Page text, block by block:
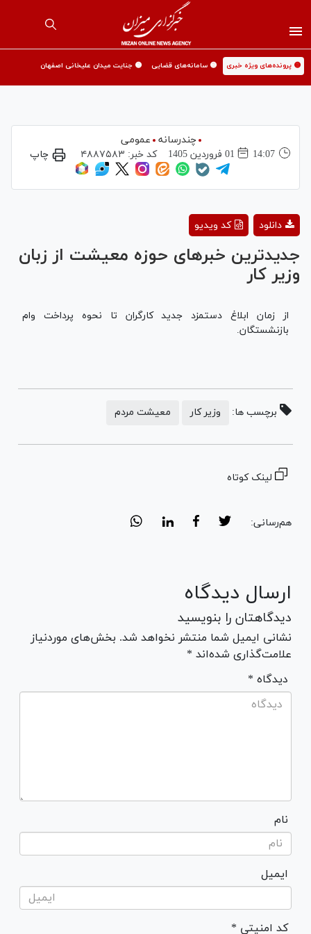
🟡 پرونده‌های ویژه خبری 🟡 سامانه‌های قضایی 🟡 جنایت میدان علیخانی اصفهان
چندرسانه
عمومی
14:07
01 فروردين 1405 کد خبر: ۴۸۸۷۵۸۳ چاپ
Video
کد ویدیو دانلود
جدیدترین خبرهای حوزه معیشت از زبان
وزیر کار
از زمان ابلاغ دستمزد جدید کارگران تا نحوه پرداخت وام
بازنشستگان.
برچسب ها: وزیر کار معیشت مردم
لینک کوتاه
هم‌رسانی:
ارسال دیدگاه
دیدگاهتان را بنویسید
نشانی ایمیل شما منتشر نخواهد شد. بخش‌های موردنیاز
علامت‌گذاری شده‌اند *
* دیدگاه
نام
ایمیل
* کد امنیتی